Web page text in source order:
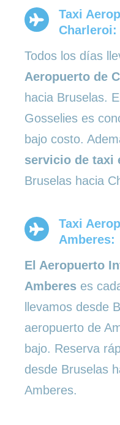
Taxi
Charleroi:
Todos los días
Aeropuerto de
hacia Bruselas.
Gosselies es
bajo costo.
servicio de taxi
Bruselas hacia
Taxi
Amberes:
El Aeropuerto
Amberes es
llevamos desde
aeropuerto de
bajo. Reserva
desde Bruselas
Amberes.